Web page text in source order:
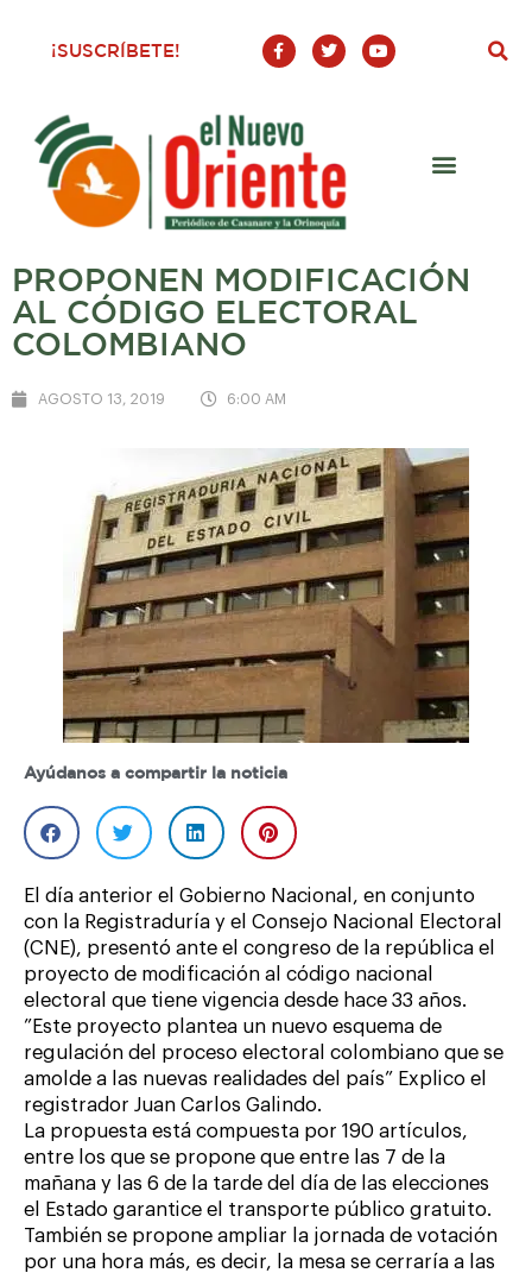
¡SUSCRÍBETE!
F
a
c
o
o
-
T
w
i
Y
o
u
PROPONEN MODIFICACIÓN
AL CÓDIGO ELECTORAL
COLOMBIANO
AGOSTO 13, 2019 6:00 AM
Ayúdanos a compartir la noticia
El día anterior el Gobierno Nacional, en conjunto
con la Registraduría y el Consejo Nacional Electoral
(CNE), presentó ante el congreso de la república el
proyecto de modificación al código nacional
electoral que tiene vigencia desde hace 33 años.
”Este proyecto plantea un nuevo esquema de
regulación del proceso electoral colombiano que se
amolde a las nuevas realidades del país” Explico el
registrador Juan Carlos Galindo.
La propuesta está compuesta por 190 artículos,
entre los que se propone que entre las 7 de la
mañana y las 6 de la tarde del día de las elecciones
el Estado garantice el transporte público gratuito.
También se propone ampliar la jornada de votación
por una hora más, es decir, la mesa se cerraría a las